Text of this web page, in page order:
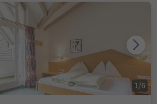
1/6